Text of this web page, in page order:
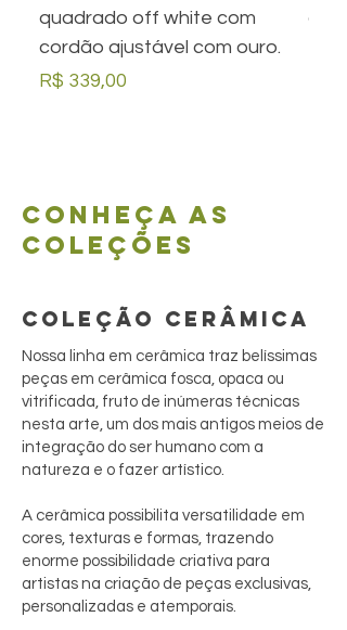
quadrado off white com
cordão ajustável com ouro.
Preço
R$ 339,00
Conheça as
coleções
COLEÇÃO CERÂMICA
Nossa linha em cerâmica traz belíssimas
peças em cerâmica fosca, opaca ou
vitrificada, fruto de inúmeras técnicas
nesta arte, um dos mais antigos meios de
integração do ser humano com a
natureza e o fazer artístico.
A cerâmica possibilita versatilidade em
cores, texturas e formas, trazendo
enorme possibilidade criativa para
artistas na criação de peças exclusivas,
personalizadas e atemporais.